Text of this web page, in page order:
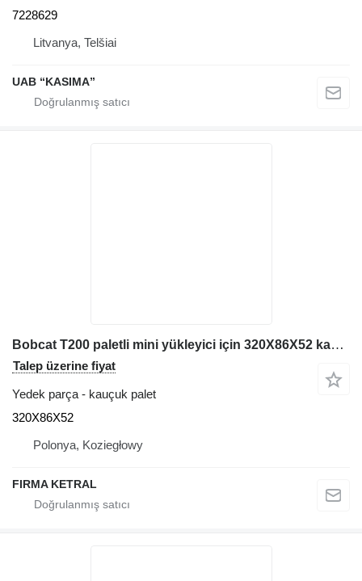
7228629
Litvanya, Telšiai
UAB “KASIMA”
Bobcat T200 paletli mini yükleyici için 320X86X52 kauçuk palet
Talep üzerine fiyat
Yedek parça - kauçuk palet
320X86X52
Polonya, Koziegłowy
FIRMA KETRAL